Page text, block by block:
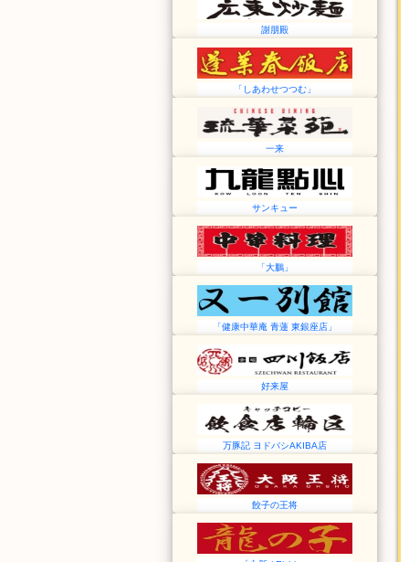
謝朋殿
「しあわせつつむ」
一来
サンキュー
「大鵬」
「健康中華庵 青蓮 東銀座店」
好来屋
万豚記 ヨドバシAKIBA店
餃子の王将